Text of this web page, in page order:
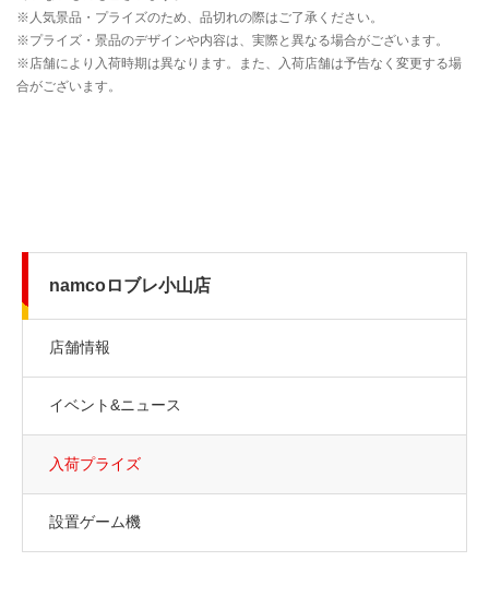
namcoロブレ小山店
店舗情報
イベント&ニュース
入荷プライズ
設置ゲーム機